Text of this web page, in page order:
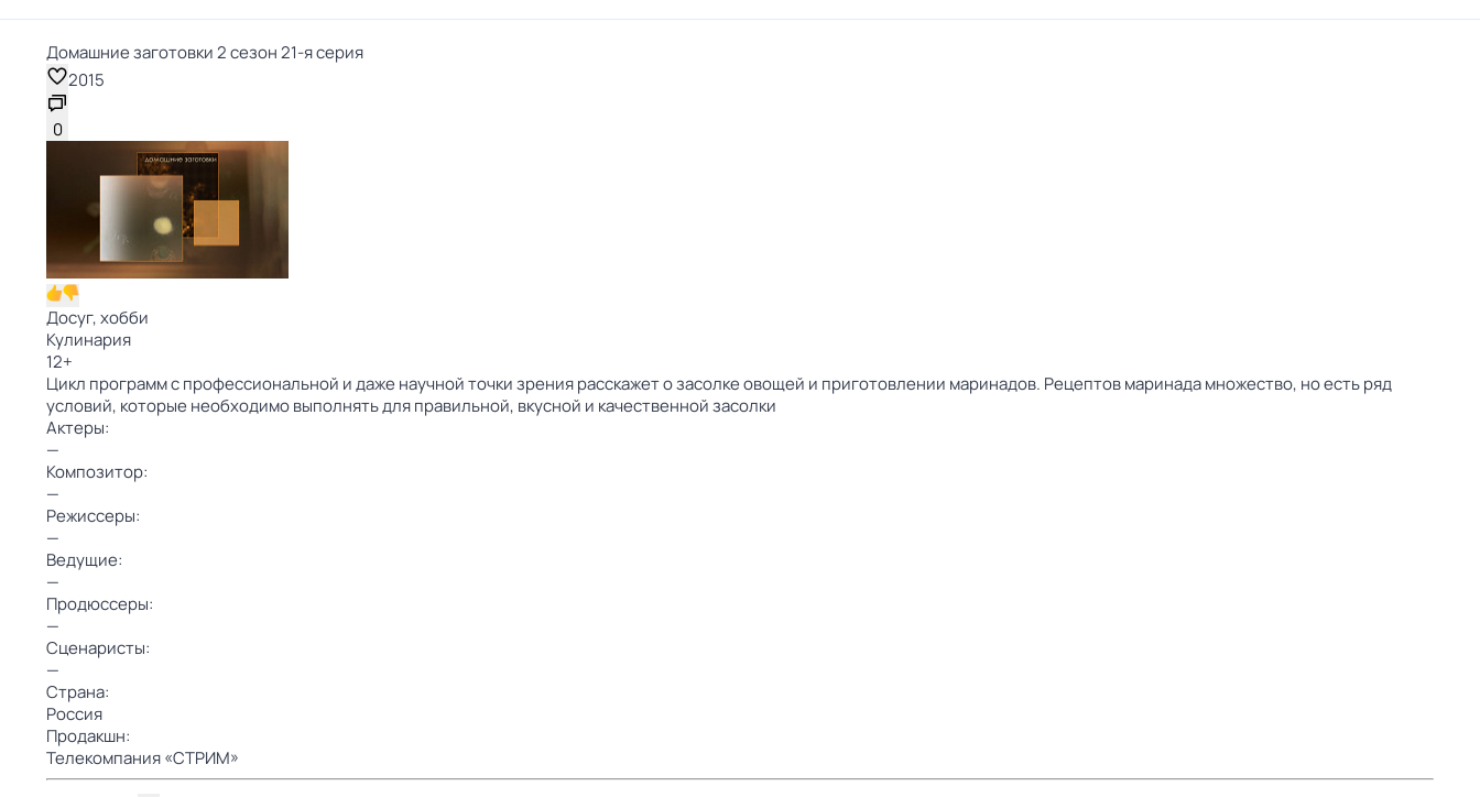
Домашние заготовки 2 сезон 21-я серия
2015
0
Досуг, хобби
Кулинария
12+
Цикл программ с профессиональной и даже научной точки зрения расскажет о засолке овощей и приготовлении маринадов. Рецептов маринада множество, но есть ряд
условий, которые необходимо выполнять для правильной, вкусной и качественной засолки
Актеры:
—
Композитор:
—
Режиссеры:
—
Ведущие:
—
Продюссеры:
—
Сценаристы:
—
Страна:
Россия
Продакшн:
Телекомпания «СТРИМ»